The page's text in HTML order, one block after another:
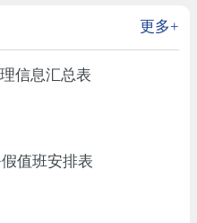
更多+
信息汇总表
值班安排表